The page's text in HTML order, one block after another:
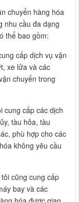
chuyển hàng hóa
nhu cầu đa dạng
thể bao gồm:
cấp dịch vụ vận
xe lửa và các
chuyển trong
cung cấp các dịch
tàu hỏa, tàu
phù hợp cho các
không yêu cầu
cũng cung cấp
bay và các